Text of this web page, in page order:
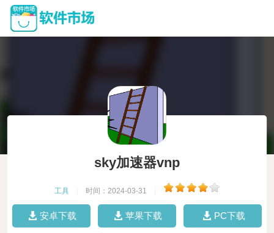
sky加速器vnp
工具 时间：2024-03-31
安卓下载 苹果下载 PC下载